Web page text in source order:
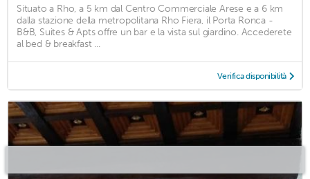
Situato a Rho, a 5 km dal Centro Commerciale Arese e a 6 km
dalla stazione della metropolitana Rho Fiera, il Porta Ronca -
B&B, Suites & Apts offre un bar e la vista sul giardino. Accederete
al bed & breakfast ...
Verifica disponibilità